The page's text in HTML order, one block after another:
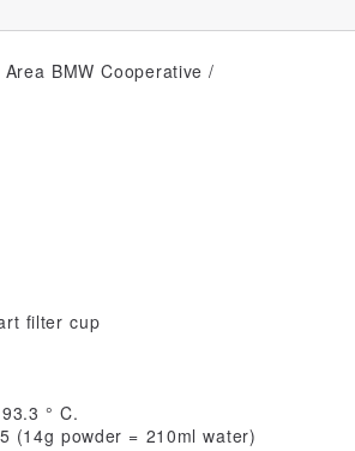
BMW Cooperative /
filter cup
° C.
(14g powder = 210ml water)